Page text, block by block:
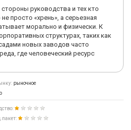
руководства и тех кто
просто «хрень», а серьезная
морально и физически. К
структурах, таких как
новых заводов часто
где человеческий ресурс
рыночное